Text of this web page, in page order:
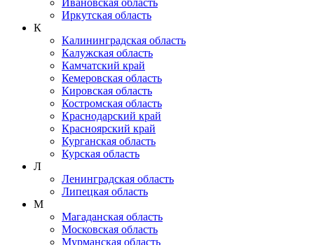
Ивановская область
Иркутская область
К
Калининградская область
Калужская область
Камчатский край
Кемеровская область
Кировская область
Костромская область
Краснодарский край
Красноярский край
Курганская область
Курская область
Л
Ленинградская область
Липецкая область
М
Магаданская область
Московская область
Мурманская область